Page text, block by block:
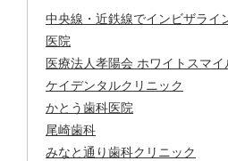
中央線・近鉄線でインビザライ
医院
医療法人孝陽会 ホワイトスマ
ケイデンタルクリニック
かとう歯科医院
尾崎歯科
みなと通り歯科クリニック